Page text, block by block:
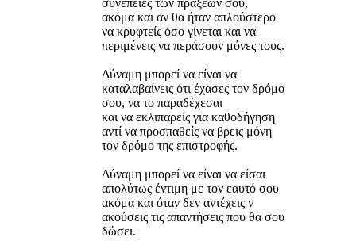
ακόμα και αν θα ήταν απλούστερο
να κρυφτείς όσο γίνεται και να
περιμένεις να περάσουν μόνες τους.
Δύναμη μπορεί να είναι να
καταλαβαίνεις ότι έχασες τον δρόμο
σου, να το παραδέχεσαι
και να εκλιπαρείς για καθοδήγηση
αντί να προσπαθείς να βρεις μόνη
τον δρόμο της επιστροφής.
Δύναμη μπορεί να είναι να είσαι
απολύτως έντιμη με τον εαυτό σου
ακόμα και όταν δεν αντέχεις ν
ακούσεις τις απαντήσεις που θα σου
δώσει.